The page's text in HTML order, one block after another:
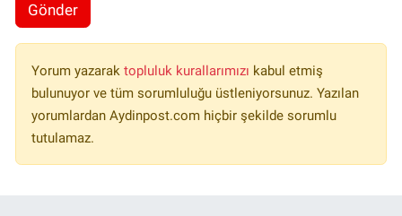
Gönder
Yorum yazarak topluluk kurallarımızı kabul etmiş
bulunuyor ve tüm sorumluluğu üstleniyorsunuz. Yazılan
yorumlardan Aydinpost.com hiçbir şekilde sorumlu
tutulamaz.